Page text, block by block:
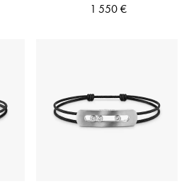
1 550 €